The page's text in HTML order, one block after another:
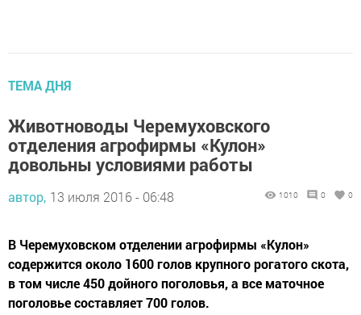
ТЕМА ДНЯ
Животноводы Черемуховского
отделения агрофирмы «Кулон»
довольны условиями работы
автор, 13 июля 2016 - 06:48 1010 0 0
В Черемуховском отделении агрофирмы «Кулон»
содержится около 1600 голов крупного рогатого скота,
в том числе 450 дойного поголовья, а все маточное
поголовье составляет 700 голов.